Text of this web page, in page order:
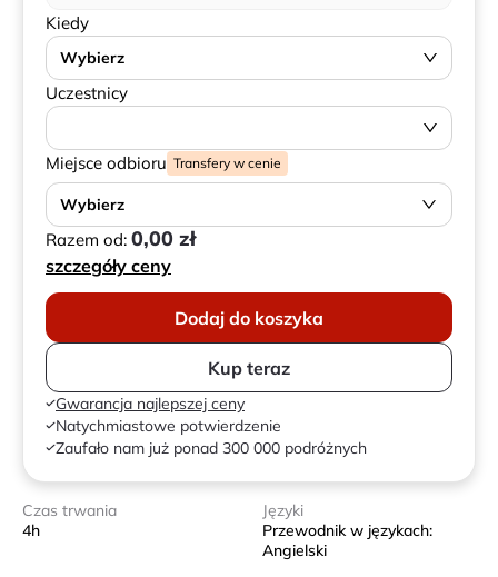
Kiedy
Wybierz
Uczestnicy
Miejsce odbioru Transfery w cenie
Wybierz
Razem od: 0,00 zł
szczegóły ceny
Dodaj do koszyka
Kup teraz
Gwarancja najlepszej ceny
Natychmiastowe potwierdzenie
Zaufało nam już ponad 300 000 podróżnych
Czas trwania
4h
Języki
Przewodnik w językach:
Angielski